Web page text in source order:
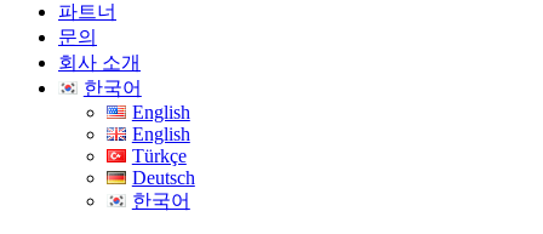
파트너
문의
회사 소개
한국어
English
English
Türkçe
Deutsch
한국어